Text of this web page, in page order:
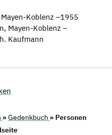
Koblenz –1955
Mayen-Koblenz –
Kaufmann
»Gedenkbuch » Personen